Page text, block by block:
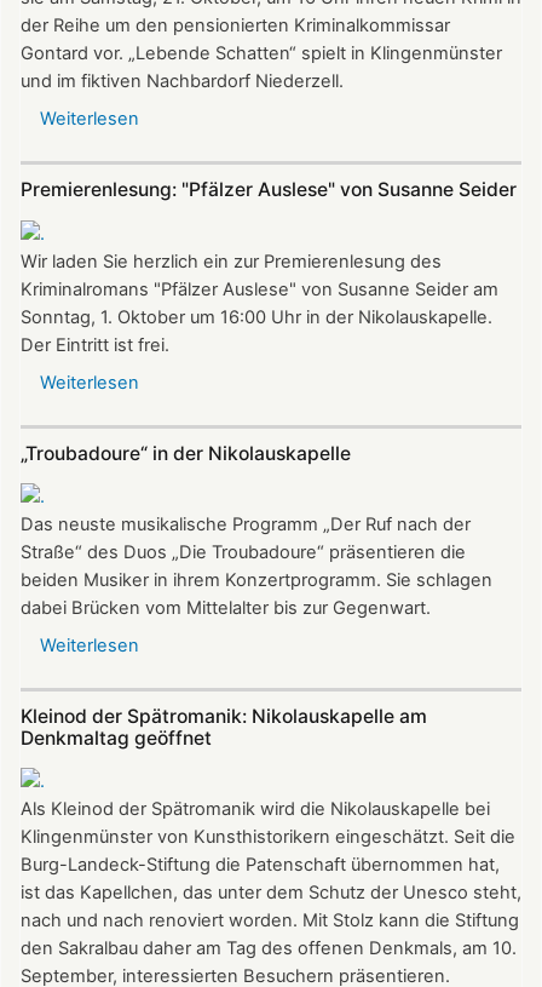
Saison
der Reihe um den pensionierten Kriminalkommissar
Gontard vor. „Lebende Schatten“ spielt in Klingenmünster
und im fiktiven Nachbardorf Niederzell.
Weiterlesen
-
Beil
liest
in
der
Premierenlesung: "Pfälzer Auslese" von Susanne Seider
Wir laden Sie herzlich ein zur Premierenlesung des
Kriminalromans "Pfälzer Auslese" von Susanne Seider am
Sonntag, 1. Oktober um 16:00 Uhr in der Nikolauskapelle.
Der Eintritt ist frei.
Weiterlesen
Auslese"
Susanne
Seider
„Troubadoure“ in der Nikolauskapelle
Das neuste musikalische Programm „Der Ruf nach der
Straße“ des Duos „Die Troubadoure“ präsentieren die
beiden Musiker in ihrem Konzertprogramm. Sie schlagen
dabei Brücken vom Mittelalter bis zur Gegenwart.
Weiterlesen
der
Nikolauskapelle
Kleinod der Spätromanik: Nikolauskapelle am
Denkmaltag geöffnet
Als Kleinod der Spätromanik wird die Nikolauskapelle bei
Klingenmünster von Kunsthistorikern eingeschätzt. Seit die
Burg-Landeck-Stiftung die Patenschaft übernommen hat,
ist das Kapellchen, das unter dem Schutz der Unesco steht,
nach und nach renoviert worden. Mit Stolz kann die Stiftung
den Sakralbau daher am Tag des offenen Denkmals, am 10.
September, interessierten Besuchern präsentieren.